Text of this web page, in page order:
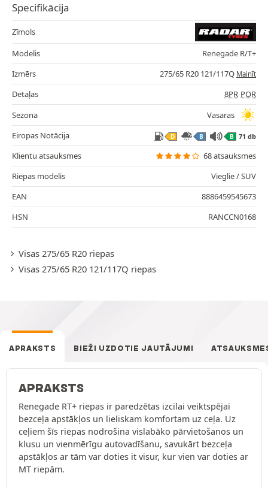
Specifikācija
Zīmols
Modelis
Renegade R/T+
Izmērs
275/65 R20 121/117Q Mainīt
Detaļas 8PR POR
Sezona
Vasaras
Eiropas Notācija
D B B 71 db
Klientu atsauksmes
68 atsauksmes
Riepas modelis
Vieglie / SUV
EAN
8886459545673
HSN
RANCCN0168
Visas 275/65 R20 riepas
Visas 275/65 R20 121/117Q riepas
APRAKSTS BIEŽI UZDOTIE JAUTĀJUMI
APRAKSTS
Renegade RT+ riepas ir paredzētas izcilai veiktspējai
bezceļa apstākļos un lieliskam komfortam uz ceļa. Uz
ceļiem šīs riepas nodrošina vislabāko pārvietošanos un
klusu un vienmērīgu autovadīšanu, savukārt bezceļa
apstākļos ar tām var doties it visur, kur vien var doties ar
MT riepām.